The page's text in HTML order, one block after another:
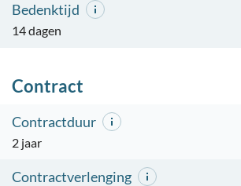
Bedenktijd
14 dagen
Contract
Contractduur
2 jaar
Contractverlenging